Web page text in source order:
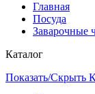
Главная
Посуда
Заварочные
Каталог
Показать/Скрыть